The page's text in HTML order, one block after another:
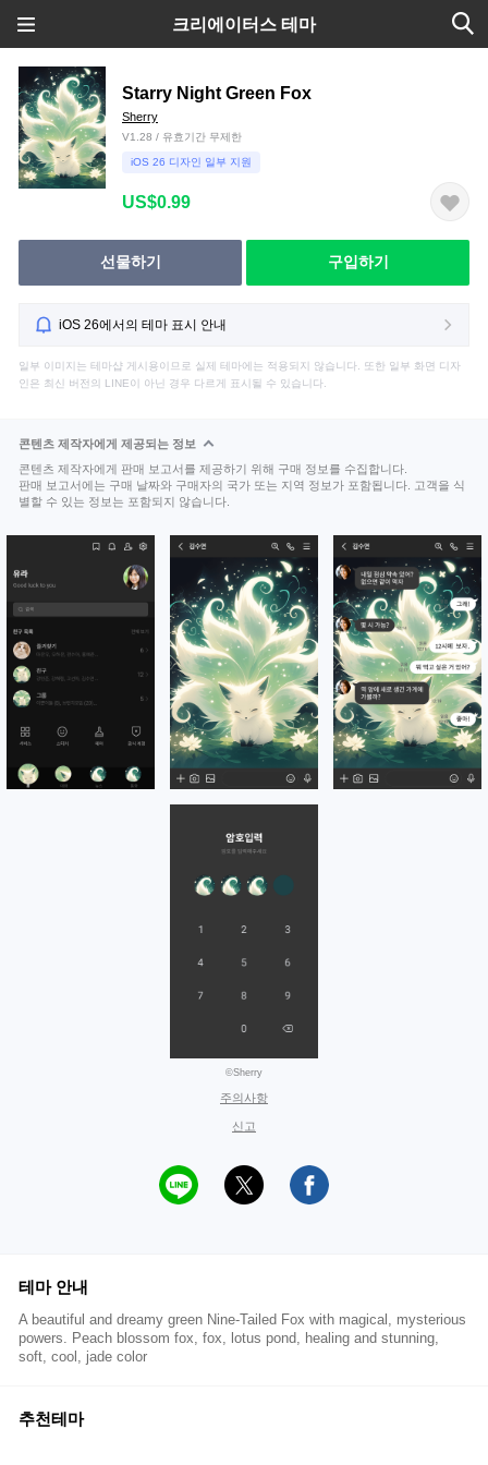
크리에이터스 테마
Starry Night Green Fox
Sherry
V1.28 / 유효기간 무제한
iOS 26 디자인 일부 지원
US$0.99
선물하기 구입하기
iOS 26에서의 테마 표시 안내
일부 이미지는 테마샵 게시용이므로 실제 테마에는 적용되지 않습니다. 또한 일부 화면 디자
인은 최신 버전의 LINE이 아닌 경우 다르게 표시될 수 있습니다.
콘텐츠 제작자에게 제공되는 정보
콘텐츠 제작자에게 판매 보고서를 제공하기 위해 구매 정보를 수집합니다.
판매 보고서에는 구매 날짜와 구매자의 국가 또는 지역 정보가 포함됩니다. 고객을 식
별할 수 있는 정보는 포함되지 않습니다.
©Sherry
주의사항
신고
테마 안내
A beautiful and dreamy green Nine-Tailed Fox with magical, mysterious
powers. Peach blossom fox, fox, lotus pond, healing and stunning,
soft, cool, jade color
추천테마